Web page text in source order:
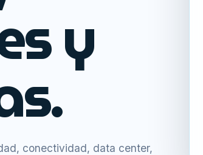
y
conectividad, data center,